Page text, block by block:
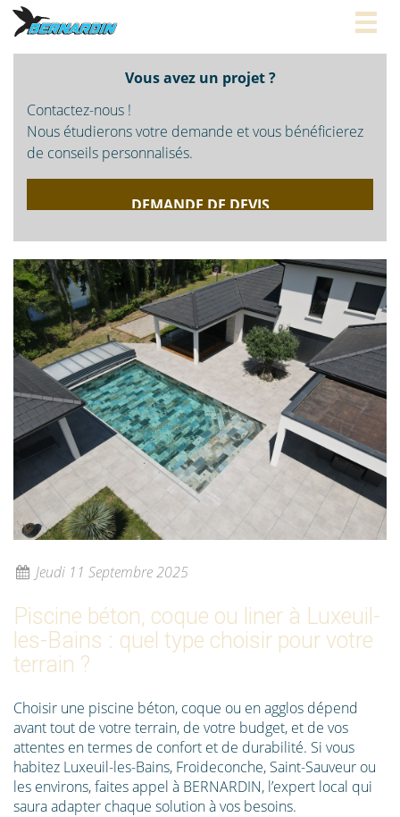
Vous avez un projet ?
Contactez-nous !
Nous étudierons votre demande et vous bénéficierez
de conseils personnalisés.
DEMANDE DE DEVIS
Jeudi 11 Septembre 2025
Piscine béton, coque ou liner à Luxeuil-
les-Bains : quel type choisir pour votre
terrain ?
Choisir une piscine béton, coque ou en agglos dépend
avant tout de votre terrain, de votre budget, et de vos
attentes en termes de confort et de durabilité. Si vous
habitez Luxeuil-les-Bains, Froideconche, Saint-Sauveur ou
les environs, faites appel à BERNARDIN, l’expert local qui
saura adapter chaque solution à vos besoins.